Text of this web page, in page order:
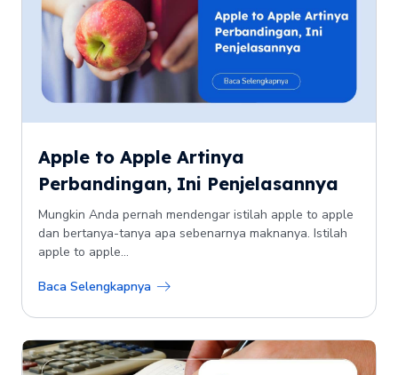
Apple to Apple Artinya
Perbandingan, Ini Penjelasannya
Mungkin Anda pernah mendengar istilah apple to apple
dan bertanya-tanya apa sebenarnya maknanya. Istilah
apple to apple...
Baca Selengkapnya